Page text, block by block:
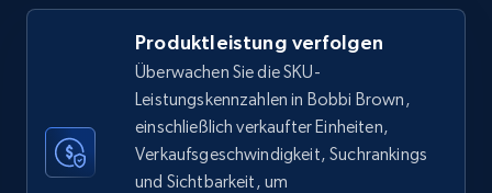
TikTok Shop
URL, Title, Available, Description, Currency, Initial
price, Final price, Discount percent, and more.
5.4K+ 667+ Jetzt anfangen
Produktleistung verfolgen
Überwachen Sie die SKU-
Leistungskennzahlen in Bobbi Brown,
einschließlich verkaufter Einheiten,
Verkaufsgeschwindigkeit, Suchrankings
und Sichtbarkeit, um